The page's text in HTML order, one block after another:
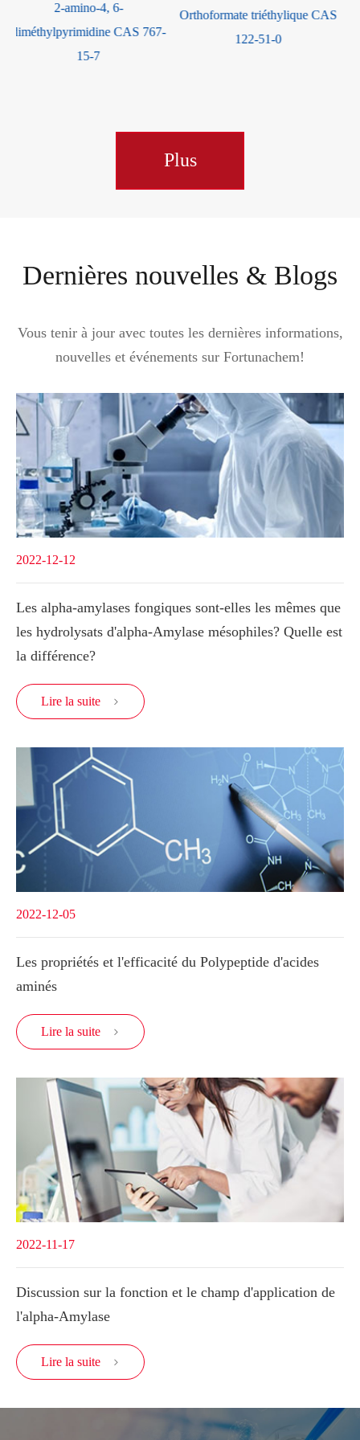
Orthoformate triéthylique CAS
122-51-0
Résorcinol CAS 108-46-3
Plus
Dernières nouvelles & Blogs
Vous tenir à jour avec toutes les dernières informations,
nouvelles et événements sur Fortunachem!
2022-12-12
Les alpha-amylases fongiques sont-elles les mêmes que
les hydrolysats d'alpha-Amylase mésophiles? Quelle est
la différence?
Lire la suite 
2022-12-05
Les propriétés et l'efficacité du Polypeptide d'acides
aminés
Lire la suite 
2022-11-17
Discussion sur la fonction et le champ d'application de
l'alpha-Amylase
Lire la suite 